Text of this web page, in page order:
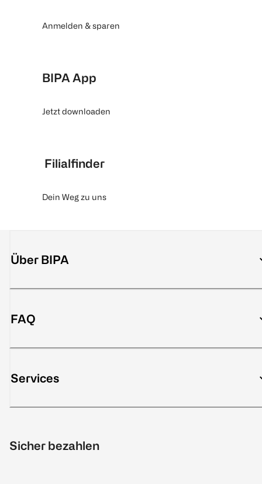
Anmelden & sparen
BIPA App
Jetzt downloaden
Filialfinder
Dein Weg zu uns
Über BIPA
FAQ
Services
Sicher bezahlen